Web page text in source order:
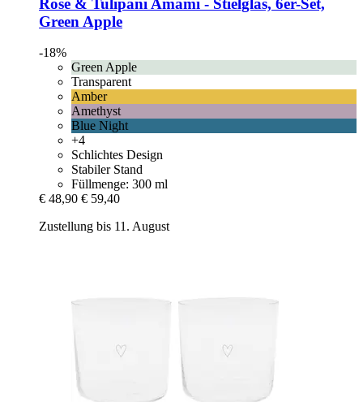
Green Apple
-18%
Green Apple
Transparent
Amber
Amethyst
Blue Night
+4
Schlichtes Design
Stabiler Stand
Füllmenge: 300 ml
€ 48,90 € 59,40
Zustellung bis 11. August